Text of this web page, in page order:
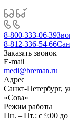
8-800-333-06-39
8-812-336-54-66
Заказать звонок
E-mail
medi@breman.ru
Адрес
Санкт-Петербург,
«Сова»
Режим работы
Пн. – Пт.: с 9:00 до